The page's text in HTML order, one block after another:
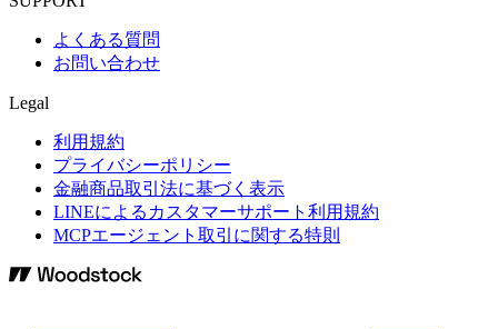
よくある質問
お問い合わせ
Legal
利用規約
プライバシーポリシー
金融商品取引法に基づく表示
LINEによるカスタマーサポート利用規約
MCPエージェント取引に関する特則